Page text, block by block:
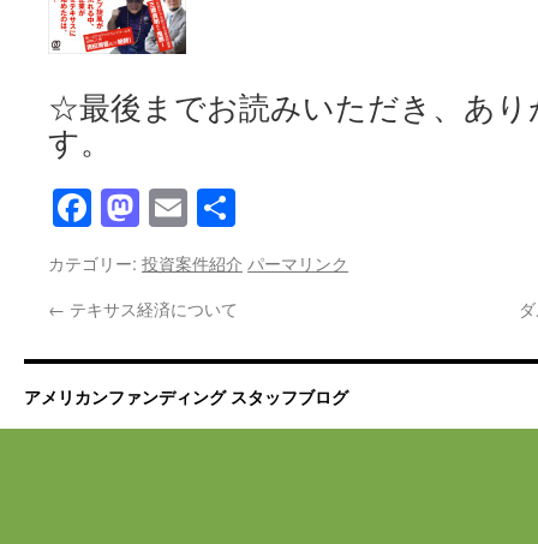
☆最後までお読みいただき、あ
す。
Facebook
Mastodon
Email
有
カテゴリー: 投資案件紹介 パーマリンク
← テキサス経済について
アメリカンファンディング スタッフブログ